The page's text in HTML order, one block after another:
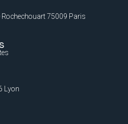
Rochechouart 75009 Paris
Lyon